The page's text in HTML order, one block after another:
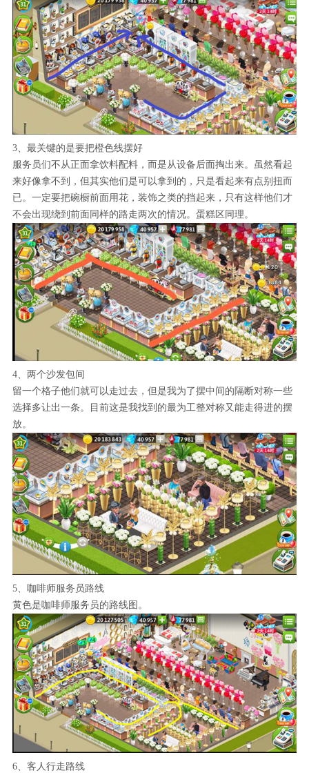
3、最关键的是要把橙色线摆好
服务员们不从正面拿饮料配料，而是从设备后面掏出来。虽然看起
来好像拿不到，但其实他们是可以拿到的，只是看起来有点别扭而
已。一定要把碗橱前面用花，装饰之类的挡起来，只有这样他们才
不会出现绕到前面同样的路走两次的情况。蛋糕区同理。
4、两个沙发包间
留一个格子他们就可以走过去，但是我为了摆中间的隔断对称一些
选择多让出一条。目前这是我找到的最为工整对称又能走得进的摆
放。
5、咖啡师服务员路线
黄色是咖啡师服务员的路线图。
6、客人行走路线